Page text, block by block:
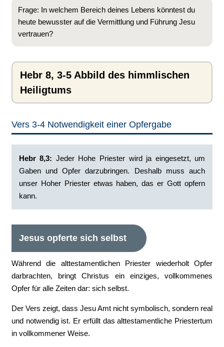
Frage: In welchem Bereich deines Lebens könntest du
heute bewusster auf die Vermittlung und Führung Jesu
vertrauen?
Hebr 8, 3-5 Abbild des himmlischen
Heiligtums
Vers 3-4 Notwendigkeit einer Opfergabe
Hebr 8,3: ‭Jeder Hohe Priester wird ja eingesetzt, um
Gaben und Opfer darzubringen. Deshalb muss auch
unser Hoher Priester etwas haben, das er Gott opfern
kann.
Jesus opferte sich selbst
Während die alttestamentlichen Priester wiederholt Opfer
darbrachten, bringt Christus ein einziges, vollkommenes
Opfer für alle Zeiten dar: sich selbst.
Der Vers zeigt, dass Jesu Amt nicht symbolisch, sondern real
und notwendig ist. Er erfüllt das alttestamentliche Priestertum
in vollkommener Weise.